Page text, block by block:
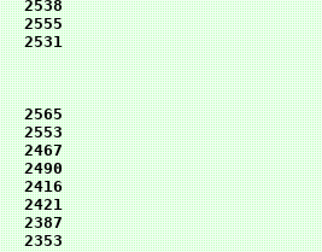
2538
2555
2531
2565
2553
2467
2490
2416
2421
2387
2353